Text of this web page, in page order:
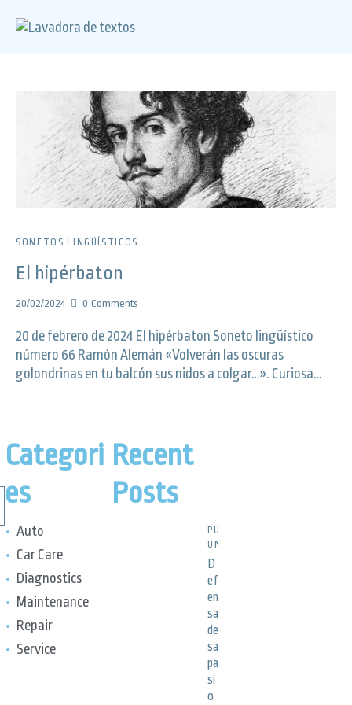
SONETOS LINGÜÍSTICOS
El hipérbaton
20/02/2024 0 Comments
20 de febrero de 2024 El hipérbaton Soneto lingüístico
número 66 Ramón Alemán «Volverán las oscuras
golondrinas en tu balcón sus nidos a colgar…». Curiosa…
Categori
es
Auto
Car Care
Diagnostics
Maintenance
Repair
Service
Recent
Posts
PUBLICACIONES,
UNCATEGORIZED
D
ef
en
sa
de
sa
pa
si
o